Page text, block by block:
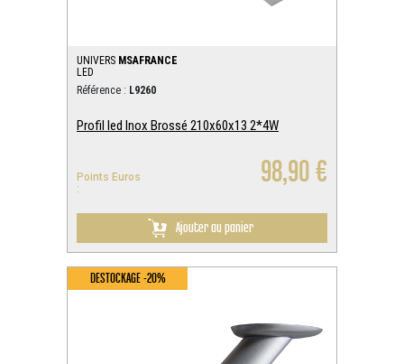
UNIVERS MSAFRANCE
LED
Référence : L9260
Profil led Inox Brossé 210x60x13 2*4W
Points Euros
:
98,90 €
Ajouter au panier
DESTOCKAGE -20%